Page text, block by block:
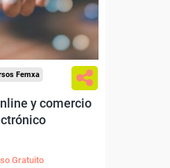
Sector
Gráficas.
Femxa
y comercio
Gratuito